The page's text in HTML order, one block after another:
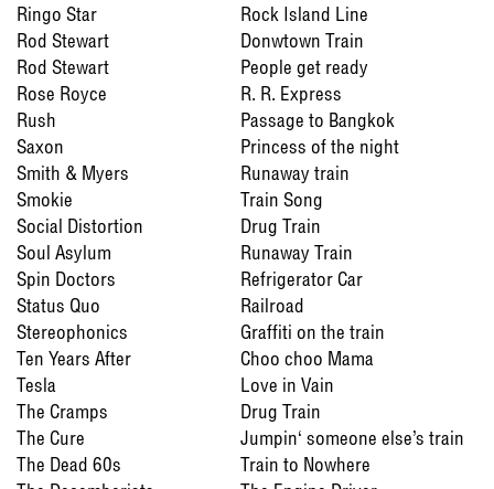
Ringo Star
Rock Island Line
Rod Stewart
Donwtown Train
Rod Stewart
People get ready
Rose Royce
R. R. Express
Rush
Passage to Bangkok
Saxon
Princess of the night
Smith & Myers
Runaway train
Smokie
Train Song
Social Distortion
Drug Train
Soul Asylum
Runaway Train
Spin Doctors
Refrigerator Car
Status Quo
Railroad
Stereophonics
Graffiti on the train
Ten Years After
Choo choo Mama
Tesla
Love in Vain
The Cramps
Drug Train
The Cure
Jumpin‘ someone else’s train
The Dead 60s
Train to Nowhere